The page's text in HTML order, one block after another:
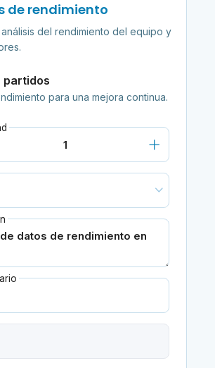
de rendimiento
del rendimiento del equipo y
partidos
para una mejora continua.